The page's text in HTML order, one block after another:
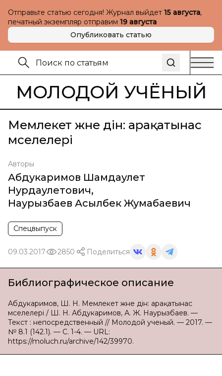
Отправьте статью сегодня! Журнал выйдет 15 августа,
печатный экземпляр отправим 19 августа
Опубликовать статью
МОЛОДОЙ УЧЁНЫЙ
Мемлекет және дін: арақатынас
мәселелері
Авторы
Абдукаримов Шамдаулет
Нурдаулетович,
Наурызбаев Асылбек Жумабаевич
Спецвыпуск
09.03.2017 2850 Поделиться
Библиографическое описание
Абдукаримов, Ш. Н. Мемлекет және дін: арақатынас
мәселелері / Ш. Н. Абдукаримов, А. Ж. Наурызбаев. —
Текст : непосредственный // Молодой ученый. — 2017. —
№ 8.1 (142.1). — С. 1-4. — URL:
https://moluch.ru/archive/142/39970.